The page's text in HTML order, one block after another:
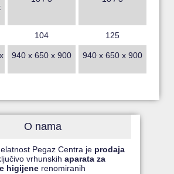
104 125
940 x 650 x 900 940 x 650 x 900
O nama
Pegaz Centra je prodaja
vrhunskihaparata za
higijene renomiranih